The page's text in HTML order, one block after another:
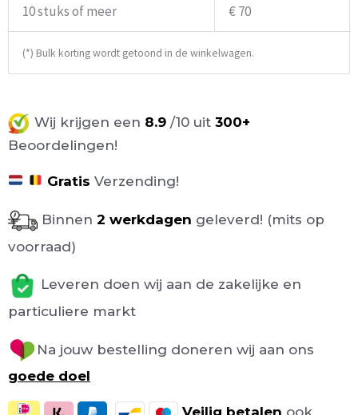
10 stuks of meer € 70
(*) Bulk korting wordt getoond in de winkelwagen.
Wij krijgen een 8.9 /10 uit 300+
Beoordelingen!
Gratis Verzending!
Binnen 2 werkdagen geleverd! (mits op
voorraad)
Leveren doen wij aan de zakelijke en
particuliere markt
Na jouw bestelling doneren wij aan ons
goede doel
Veilig betalen ook